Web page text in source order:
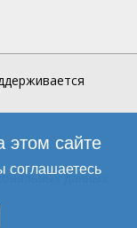
данных
этом сайте
соглашаетесь